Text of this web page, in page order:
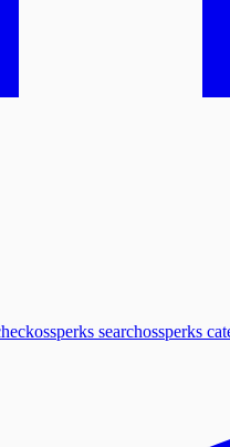
ossperks searchossperks